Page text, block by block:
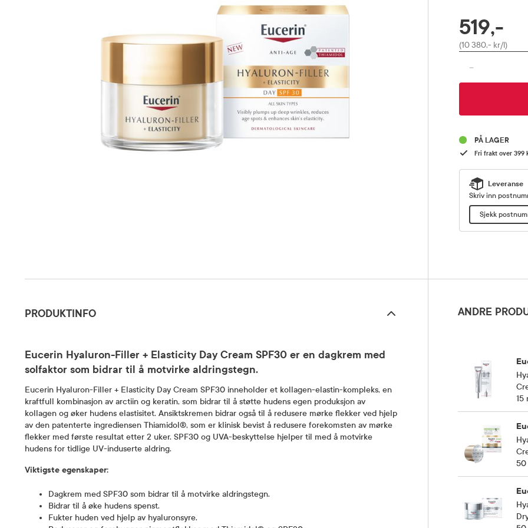
RABATTPROSENT
Pris
519,-
(10 380,- kr/l)
-
PÅ LAGER
Fri frakt over 399
Leveranse
Skriv inn
Sjekk
PRODUKTINFO
Eucerin Hyaluron-Filler + Elasticity Day Cream SPF30 er en dagkrem med
solfaktor som bidrar til å motvirke aldringstegn.
Eucerin Hyaluron-Filler + Elasticity Day Cream SPF30 inneholder et kollagen-elastin-kompleks, en
kraftfull kombinasjon av arctiin og keratin, som bidrar til å støtte hudens egen produksjon av
kollagen og øker hudens elastisitet. Ansiktskremen bidrar også til å redusere mørke flekker ved hjelp
av den patenterte ingrediensen Thiamidol®, som er klinisk bevist å redusere forekomsten av mørke
flekker med første resultat etter 2 uker. SPF30 og UVA-beskyttelse hjelper til med å motvirke
hudens for tidlige UV-induserte aldring.
Viktigste egenskaper:
Dagkrem med SPF30 som bidrar til å motvirke aldringstegn.
Bidrar til å øke hudens spenst.
Fukter huden ved hjelp av hyaluronsyre.
ANDRE
15
50